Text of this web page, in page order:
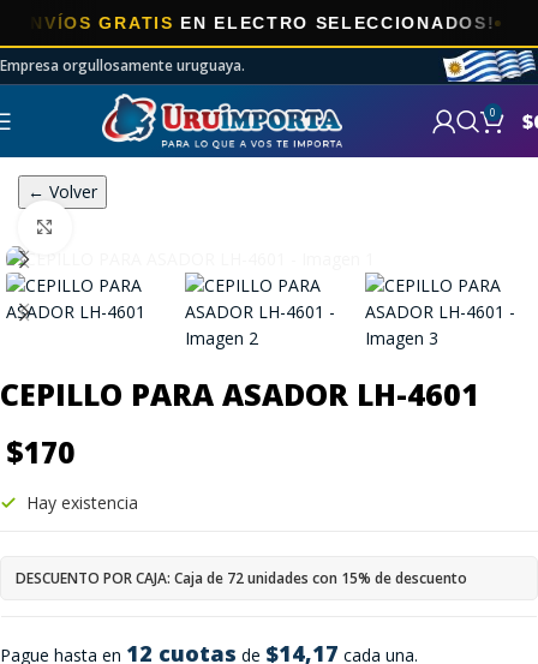
GRATISEN ELECTRO SELECCIONADOS!
Empresa orgullosamente uruguaya.
0 $
← Volver
CEPILLO PARA ASADOR LH-4601
$170
Pague hasta en 12 cuotas de $14,17 cada una.
Hay existencia
DESCUENTO POR CAJA: Caja de 72 unidades con 15% de descuento